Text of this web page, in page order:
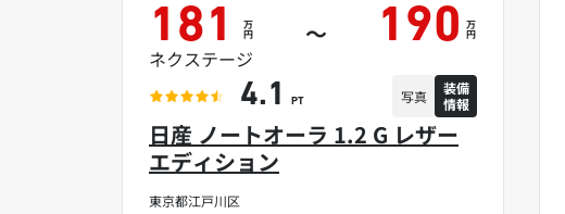
東京都江戸川区
日産 ノートオーラ 1.2 G レザー
エディション
181 万
円 ～ 190 万
円
ネクステージ
4.1 PT 写真
装備
情報